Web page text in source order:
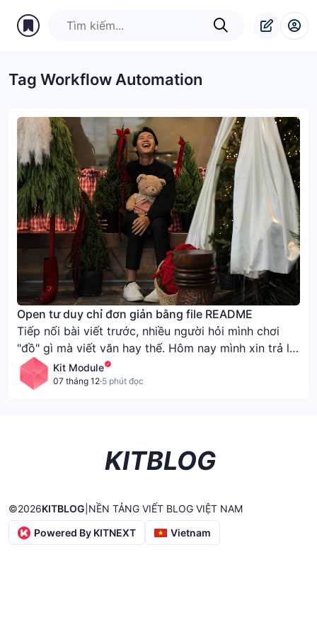
Tag Workflow Automation
Open tư duy chỉ đơn giản bằng file README
Tiếp nối bài viết trước, nhiều người hỏi mình chơi
"đồ" gì mà viết văn hay thế. Hôm nay mình xin trả lời
thắc mắc của "khán thính giả". Và đây, được sự tài
trợ bằng LLM ( lời treo chọc nên anh em đọc tham
Kit Module
07 tháng 12·5 phút đọc
KITBLOG
©2026KITBLOG NỀN TẢNG VIẾT BLOG VIỆT NAM
Powered By KITNEXT
Vietnam